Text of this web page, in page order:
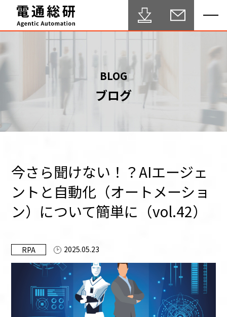
HOME
Agentic Automation 推進サービス
セミナー
ブログ
テクニカルサポート
資料ダウンロード
お問い合わせ
このサイトについて
BLOG
ブログ
今さら聞けない！？AIエージェ
ントと自動化（オートメーショ
ン）について簡単に（vol.42）
RPA 2025.05.23